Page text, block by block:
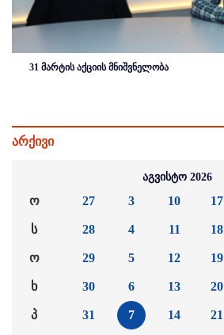
31 მარტის აქციის მნიშვნელობა
არქივი
აგვისტო 2026
ო
ს
ო
ხ
პ
27
28
29
30
31
3
4
5
6
7
10
11
12
13
14
17
18
19
20
21